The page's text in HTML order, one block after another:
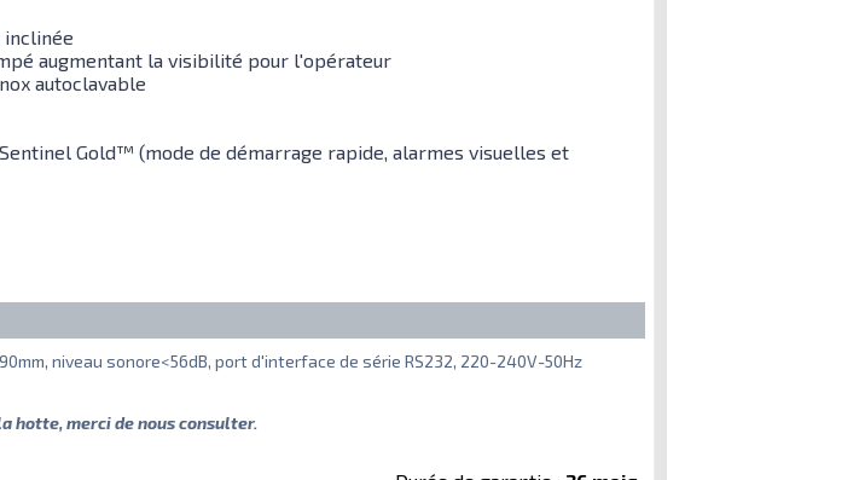
augmentant la visibilité pour l'opérateur
autoclavable
Gold™ (mode de démarrage rapide, alarmes visuelles et
niveau sonore<56dB, port d'interface de série RS232, 220-240V-50Hz
hotte, merci de nous consulter.